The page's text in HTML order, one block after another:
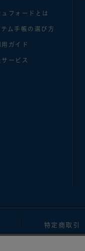
ュフォードとは
テム手帳の選び方
ガイド
ービス
特定商取引